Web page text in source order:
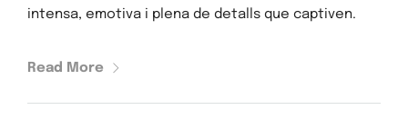
intensa, emotiva i plena de detalls que captiven.
Read More